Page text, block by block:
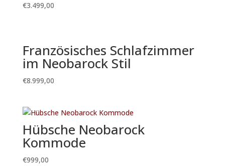
€3.499,00
Französisches Schlafzimmer
im Neobarock Stil
€8.999,00
Hübsche Neobarock
Kommode
€999,00